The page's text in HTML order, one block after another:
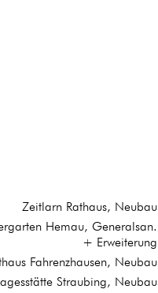
Zeitlarn Rathaus, Neubau
Hemau, Generalsan.
+ Erweiterung
Fahrenzhausen, Neubau
Straubing, Neubau